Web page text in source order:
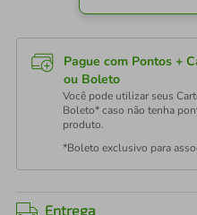
Pague com Pontos +
ou Boleto
Você pode utilizar seus
Boleto* caso não tenha
produto.
*Boleto exclusivo para
Entrega